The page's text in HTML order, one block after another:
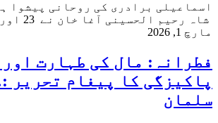
اسماعیلی برادری کی روحانی پیشوا
شاہ رحیم الحسینی آغا خان نے 23 اور 24 مئی 2026…
مارچ 1, 2026
فطرانہ: مال کی طہارت
پاکیزگی کا پیغام
سلمان